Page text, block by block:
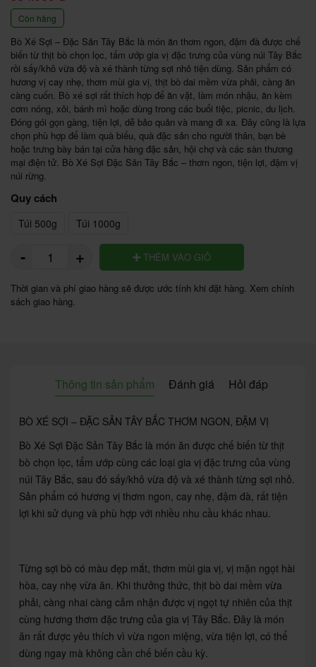
Còn hàng
Bò Xé Sợi – Đặc Sản Tây Bắc là món ăn thơm ngon, đậm đà được chế
biến từ thịt bò chọn lọc, tẩm ướp gia vị đặc trưng của vùng núi Tây Bắc
rồi sấy/khô vừa độ và xé thành từng sợi nhỏ tiện dùng. Sản phẩm có
hương vị cay nhẹ, thơm mùi gia vị, thịt bò dai mềm vừa phải, càng ăn
càng cuốn. Bò xé sợi rất thích hợp để ăn vặt, làm món nhậu, ăn kèm
cơm nóng, xôi, bánh mì hoặc dùng trong các buổi tiệc, picnic, du lịch.
Đóng gói gọn gàng, tiện lợi, dễ bảo quản và mang đi xa. Đây cũng là lựa
chọn phù hợp để làm quà biếu, quà đặc sản cho người thân, bạn bè
hoặc trưng bày bán tại cửa hàng đặc sản, hội chợ và các sàn thương
mại điện tử. Bò Xé Sợi Đặc Sản Tây Bắc – thơm ngon, tiện lợi, đậm vị
núi rừng.
Quy cách
Túi 500g Túi 1000g
- + THÊM VÀO GIỎ
Thời gian và phí giao hàng sẽ được ước tính khi đặt hàng. Xem chính
sách giao hàng.
Thông tin sản phẩm Đánh giá Hỏi đáp
BÒ XÉ SỢI – ĐẶC SẢN TÂY BẮC THƠM NGON, ĐẬM VỊ
Bò Xé Sợi Đặc Sản Tây Bắc là món ăn được chế biến từ thịt
bò chọn lọc, tẩm ướp cùng các loại gia vị đặc trưng của vùng
núi Tây Bắc, sau đó sấy/khô vừa độ và xé thành từng sợi nhỏ.
Sản phẩm có hương vị thơm ngon, cay nhẹ, đậm đà, rất tiện
lợi khi sử dụng và phù hợp với nhiều nhu cầu khác nhau.
Từng sợi bò có màu đẹp mắt, thơm mùi gia vị, vị mặn ngọt hài
hòa, cay nhẹ vừa ăn. Khi thưởng thức, thịt bò dai mềm vừa
phải, càng nhai càng cảm nhận được vị ngọt tự nhiên của thịt
cùng hương thơm đặc trưng của gia vị Tây Bắc. Đây là món
ăn rất được yêu thích vì vừa ngon miệng, vừa tiện lợi, có thể
dùng ngay mà không cần chế biến cầu kỳ.